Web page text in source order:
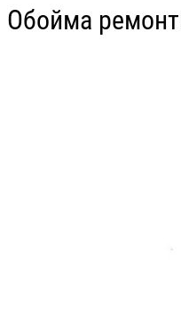
Обойма